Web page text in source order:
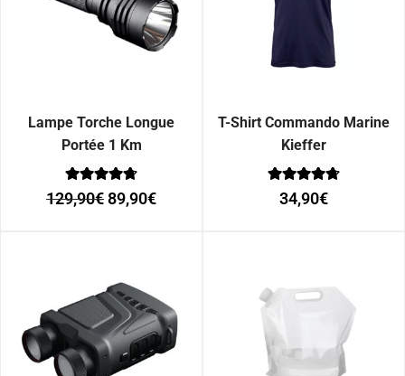
Lampe Torche Longue
Portée 1 Km
Note
0
129,90€89,90€
T-Shirt Commando Marine
Kieffer
Note
0
34,90€